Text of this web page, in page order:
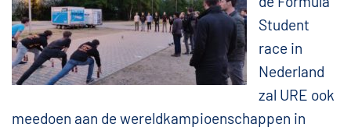
Student
race in
Nederland
zal URE ook
meedoen aan de wereldkampioenschappen in